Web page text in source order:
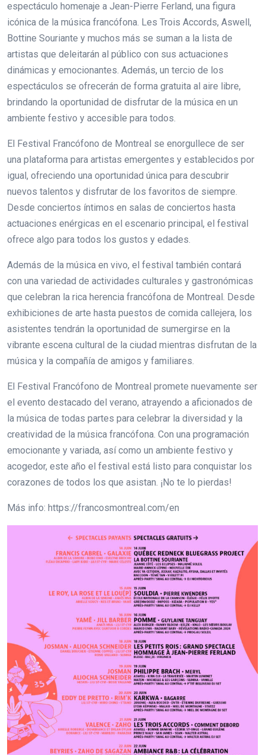
espectáculo homenaje a Jean-Pierre Ferland, una figura
icónica de la música francófona. Les Trois Accords, Aswell,
Bottine Souriante y muchos más se suman a la lista de
artistas que deleitarán al público con sus actuaciones
dinámicas y emocionantes. Además, un tercio de los
espectáculos se ofrecerán de forma gratuita al aire libre,
brindando la oportunidad de disfrutar de la música en un
ambiente festivo y accesible para todos.
El Festival Francófono de Montreal se enorgullece de ser
una plataforma para artistas emergentes y establecidos por
igual, ofreciendo una oportunidad única para descubrir
nuevos talentos y disfrutar de los favoritos de siempre.
Desde conciertos íntimos en salas de conciertos hasta
actuaciones enérgicas en el escenario principal, el festival
ofrece algo para todos los gustos y edades.
Además de la música en vivo, el festival también contará
con una variedad de actividades culturales y gastronómicas
que celebran la rica herencia francófona de Montreal. Desde
exhibiciones de arte hasta puestos de comida callejera, los
asistentes tendrán la oportunidad de sumergirse en la
vibrante escena cultural de la ciudad mientras disfrutan de la
música y la compañía de amigos y familiares.
El Festival Francófono de Montreal promete nuevamente ser
el evento destacado del verano, atrayendo a aficionados de
la música de todas partes para celebrar la diversidad y la
creatividad de la música francófona. Con una programación
emocionante y variada, así como un ambiente festivo y
acogedor, este año el festival está listo para conquistar los
corazones de todos los que asistan. ¡No te lo pierdas!
Más info: https://francosmontreal.com/en